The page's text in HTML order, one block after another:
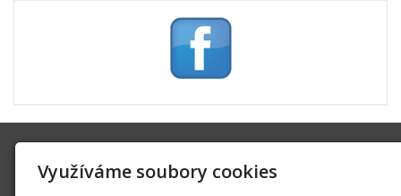
Na Spádu 2069/9, 40011 Ústí nad Labem
Využíváme soubory cookies